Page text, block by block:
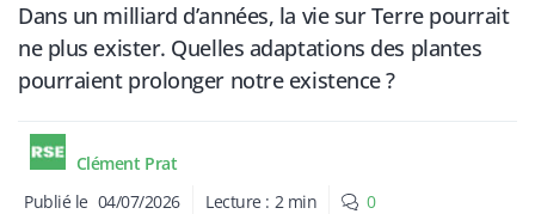
Dans un milliard d’années, la vie sur Terre pourrait
ne plus exister. Quelles adaptations des plantes
pourraient prolonger notre existence ?
Clément Prat
Publié le 04/07/2026 Lecture : 2 min 0